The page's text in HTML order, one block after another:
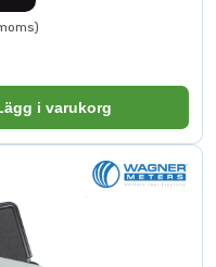
i varukorg